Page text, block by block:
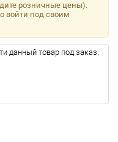
розничные цены).
войти под своим
данный товар под заказ.